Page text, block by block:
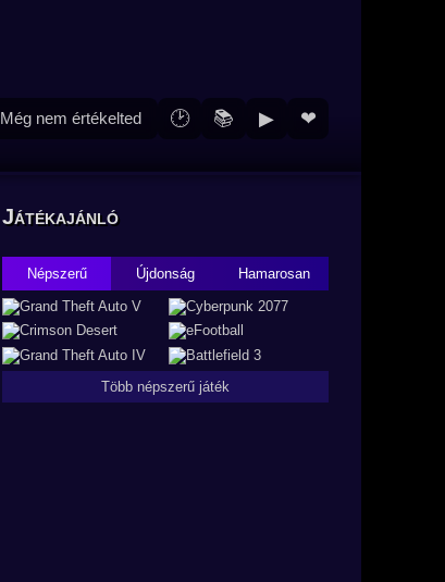
Még nem értékelted 🕑 📚 ▶ ❤
Játékajánló
Népszerű Újdonság Hamarosan
Több népszerű játék